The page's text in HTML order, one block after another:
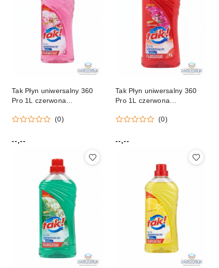
Tak Płyn uniwersalny 360
Pro 1L czerwona
(0)
Cena:
--,--
Tak Płyn uniwersalny 360
Pro 1L czerwona
(0)
Cena:
--,--